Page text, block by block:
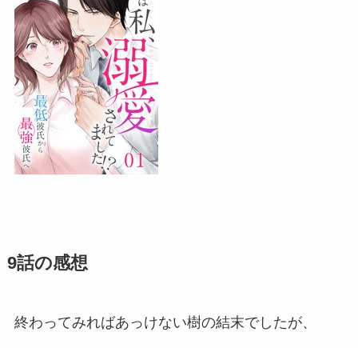
9話の感想
終わってみればあっけない樹の結末でしたが、